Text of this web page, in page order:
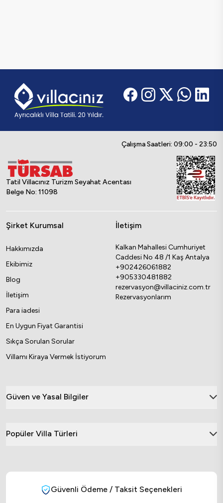
Çalışma Saatleri: 09:00 - 23:50
Tatil Villacınız Turizm Seyahat Acentası
Belge No: 11098
Şirket Kurumsal
Hakkımızda
Ekibimiz
Blog
İletişim
Para iadesi
En Uygun Fiyat Garantisi
Sıkça Sorulan Sorular
Villamı Kiraya Vermek İstiyorum
İletişim
Kalkan Mahallesi Cumhuriyet
Caddesi No 48 /1 Kaş Antalya
+902426061882
+905330481882
rezervasyon@villaciniz.com.tr
Rezervasyonlarım
Güven ve Yasal Bilgiler
Popüler Villa Türleri
Güvenli Ödeme / Taksit Seçenekleri